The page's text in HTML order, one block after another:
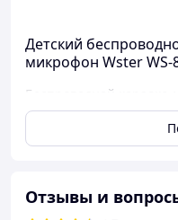
Детский
микрофон Wster WS-
Беспроводной
праздник и порадует
обстановке. это
Его можно
преимущества:
Отзывы и